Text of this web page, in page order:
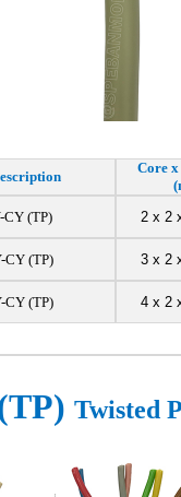
Core
(TP) 2 x 2
(TP) 3 x 2
(TP) 4 x 2
Twisted